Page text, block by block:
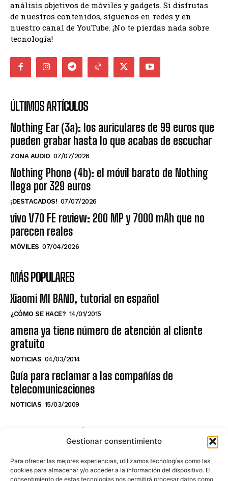
Gestionar consentimiento
Para ofrecer las mejores experiencias, utilizamos tecnologías como las
cookies para almacenar y/o acceder a la información del dispositivo. El
consentimiento de estas tecnologías nos permitirá procesar datos como
análisis objetivos de móviles y gadgets. Si disfrutas
de nuestros contenidos, síguenos en redes y en
nuestro canal de YouTube. ¡No te pierdas nada sobre
tecnología!
ÚLTIMOS ARTÍCULOS
Nothing Ear (3a): los auriculares de 99 euros que
pueden grabar hasta lo que acabas de escuchar
ZONA AUDIO 07/07/2026
Nothing Phone (4b): el móvil barato de Nothing
llega por 329 euros
¡DESTACADOS! 07/07/2026
vivo V70 FE review: 200 MP y 7000 mAh que no
parecen reales
MÓVILES 07/04/2026
MÁS POPULARES
Xiaomi MI BAND, tutorial en español
¿CÓMO SE HACE? 14/01/2015
amena ya tiene número de atención al cliente
gratuito
NOTICIAS 04/03/2014
Guía para reclamar a las compañías de
telecomunicaciones
NOTICIAS 15/03/2009
NO TE PIERDAS LO ÚLTIMO DEL CANAL